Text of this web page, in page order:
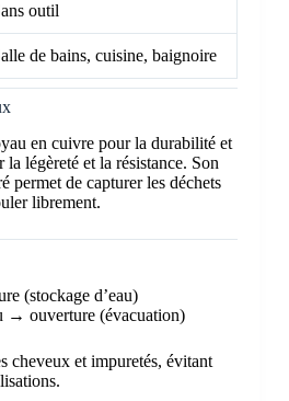
outil
de bains, cuisine, baignoire
en cuivre pour la durabilité et
légèreté et la résistance. Son
permet de capturer les déchets
librement.
(stockage d’eau)
→ ouverture (évacuation)
cheveux et impuretés, évitant